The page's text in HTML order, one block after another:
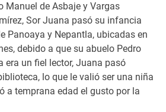
Manuel de Asbaje y Vargas
Sor Juana pasó su infancia
Panoaya y Nepantla, ubicadas en
debido a que su abuelo Pedro
era un fiel lector, Juana pasó
lo que le valió ser una niña
a temprana edad el gusto por la